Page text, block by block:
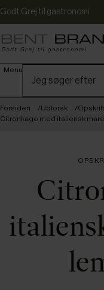
Godt Grej til gastronomi
Menu
Forsiden Udforsk
Citronkage med italiensk